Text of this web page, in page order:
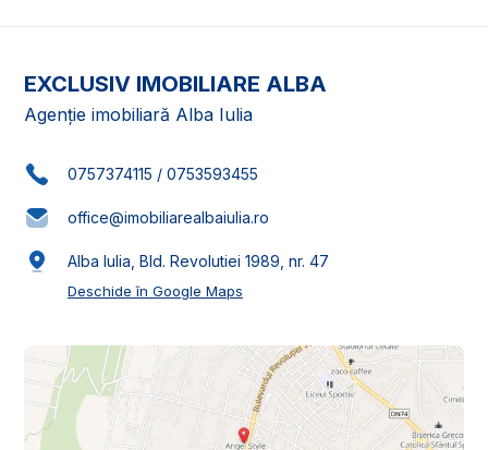
EXCLUSIV IMOBILIARE ALBA
Agenție imobiliară Alba Iulia
0757374115 / 0753593455
office@imobiliarealbaiulia.ro
Alba Iulia, Bld. Revolutiei 1989, nr. 47
Deschide în Google Maps